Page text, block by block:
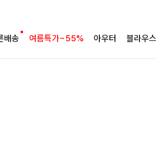
배송 여름특가~55% 아우터 블라우